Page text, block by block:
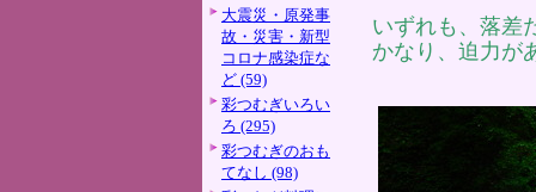
大震災・原発事
故・災害・新型
コロナ感染症な
ど (59)
彩つむぎいろい
ろ (295)
彩つむぎのおも
てなし (98)
いずれも、落差
かなり、迫力が